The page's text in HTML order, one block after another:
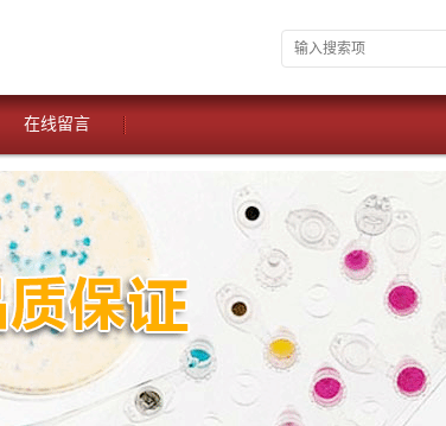
在线留言